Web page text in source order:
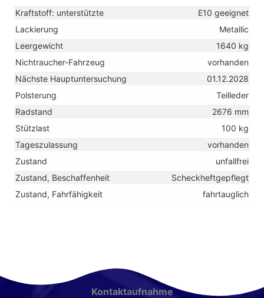
Kraftstoff: unterstützte
E10 geeignet
Lackierung
Metallic
Leergewicht
1640 kg
Nichtraucher-Fahrzeug
vorhanden
Nächste Hauptuntersuchung
01.12.2028
Polsterung
Teilleder
Radstand
2676 mm
Stützlast
100 kg
Tageszulassung
vorhanden
Zustand
unfallfrei
Zustand, Beschaffenheit
Scheckheftgepflegt
Zustand, Fahrfähigkeit
fahrtauglich
Kontaktaufnahme